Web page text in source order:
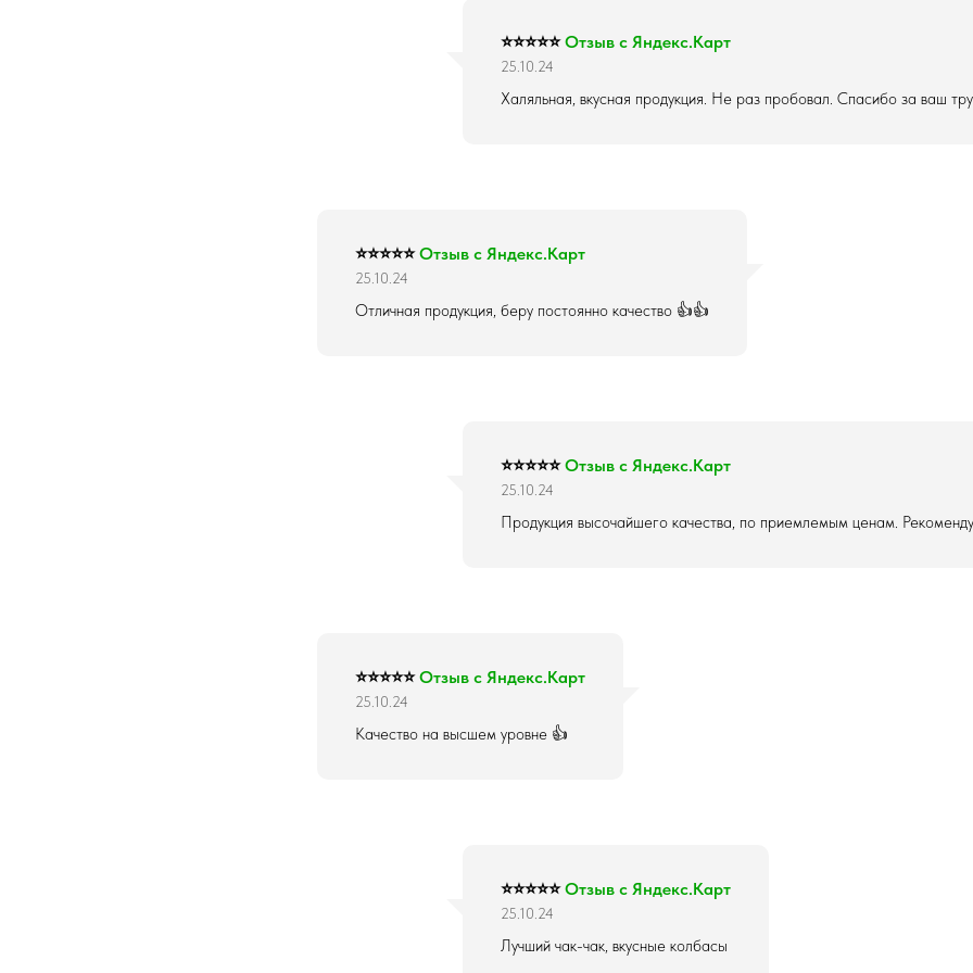
⭐⭐⭐⭐⭐Отзыв с Яндекс.Карт
25.10.24
Халяльная, вкусная продукция. Не раз пробовал. Спасибо за ваш
⭐⭐⭐⭐⭐Отзыв с Яндекс.Карт
25.10.24
Отличная продукция, беру постоянно качество 👍👍
⭐⭐⭐⭐⭐Отзыв с Яндекс.Карт
25.10.24
Продукция высочайшего качества, по приемлемым ценам.
⭐⭐⭐⭐⭐Отзыв с Яндекс.Карт
25.10.24
Качество на высшем уровне 👍
⭐⭐⭐⭐⭐Отзыв с Яндекс.Карт
25.10.24
Лучший чак-чак, вкусные колбасы